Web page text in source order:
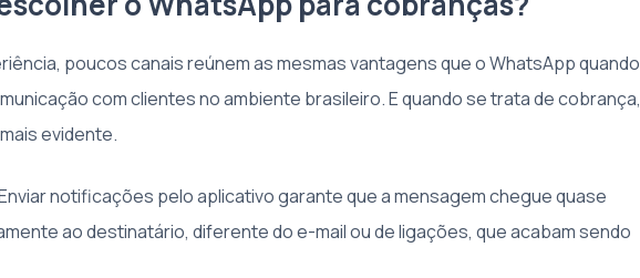
poucos canais reúnem as mesmas vantagens que o WhatsApp quando
com clientes no ambiente brasileiro. E quando se trata de cobrança,
evidente.
notificações pelo aplicativo garante que a mensagem chegue quase
ao destinatário, diferente do e-mail ou de ligações, que acabam sendo